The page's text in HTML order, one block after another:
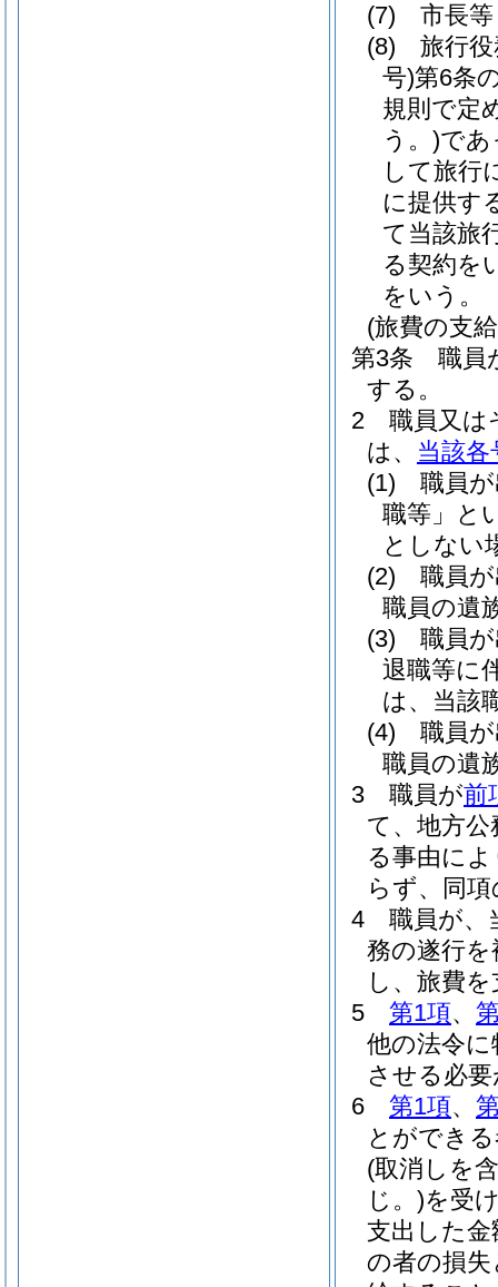
(7)
市長
(8)
旅行
号)第6条
規則で定
う。)であ
して旅行
に提供す
て当該旅
る契約を
をいう。
(旅費の支
第3条
職員
する。
2
職員又は
は、 当該各
(1)
職員
職等」と
としない
(2)
職員
職員の遺
(3)
職員
退職等に
は、当該
(4)
職員
職員の遺
3
職員が前
て、地方
る事由に
らず、同
4
職員が、
務の遂行
し、旅費
5
第1項、
他の法令
させる必
6
第1項、
とができ
(取消しを
じ。)を受
支出した
の者の損